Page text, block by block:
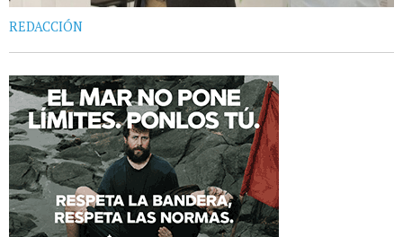
REDACCIÓN